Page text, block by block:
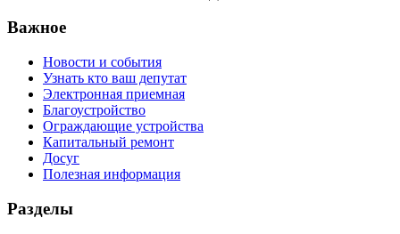
Важное
Новости и события
Узнать кто ваш депутат
Электронная приемная
Благоустройство
Ограждающие устройства
Капитальный ремонт
Досуг
Полезная информация
Разделы